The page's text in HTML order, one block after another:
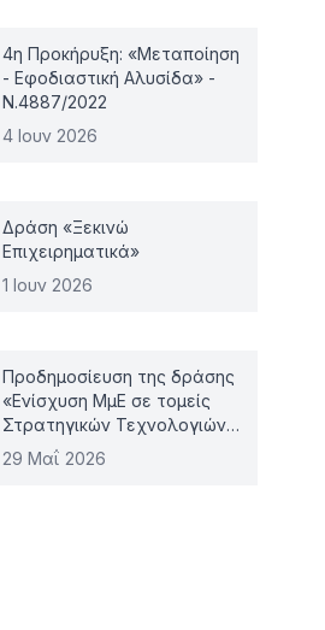
4η Προκήρυξη: «Μεταποίηση
- Εφοδιαστική Αλυσίδα» -
Ν.4887/2022
4 Ιουν 2026
Δράση «Ξεκινώ
Επιχειρηματικά»
1 Ιουν 2026
Προδημοσίευση της δράσης
«Ενίσχυση ΜμΕ σε τομείς
Στρατηγικών Τεχνολογιών
για την Ευρώπη (STEP) και
29 Μαΐ 2026